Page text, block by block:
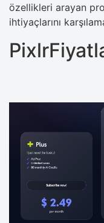
özellikleri arayan
ihtiyaçlarını